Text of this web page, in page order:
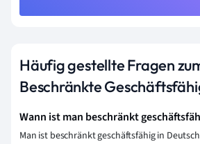
Häufig gestellte Fragen
Beschränkte
Wann ist man beschränkt
Man ist beschränkt geschäftsfähig in